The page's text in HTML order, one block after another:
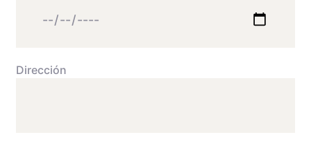
Dirección